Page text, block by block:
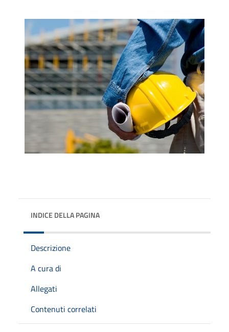
INDICE DELLA PAGINA
Descrizione
A cura di
Allegati
Contenuti correlati